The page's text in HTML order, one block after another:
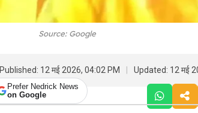
Source: Google
Published: 12 मई 2026, 04:02 PM Updated: 12 मई
Prefer Nedrick News
on Google